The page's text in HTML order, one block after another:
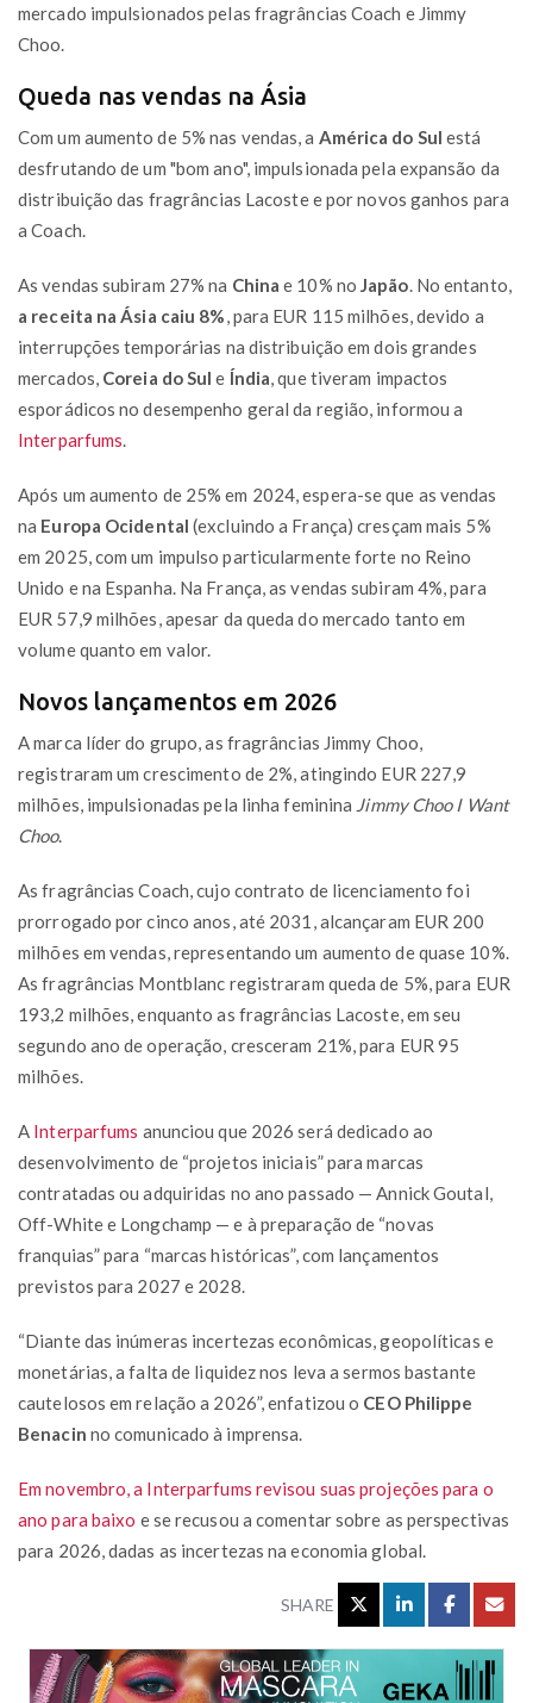
mercado impulsionados pelas fragrâncias Coach e Jimmy
Choo.
Queda nas vendas na Ásia
Com um aumento de 5% nas vendas, a América do Sul está
desfrutando de um "bom ano", impulsionada pela expansão da
distribuição das fragrâncias Lacoste e por novos ganhos para
a Coach.
As vendas subiram 27% na China e 10% no Japão . No entanto,
a receita na Ásia caiu 8% , para EUR 115 milhões, devido a
interrupções temporárias na distribuição em dois grandes
mercados, Coreia do Sul e Índia , que tiveram impactos
esporádicos no desempenho geral da região, informou a
Interparfums
Após um aumento de 25% em 2024, espera-se que as vendas
na Europa Ocidental(excluindo a França) cresçam mais 5%
em 2025, com um impulso particularmente forte no Reino
Unido e na Espanha. Na França, as vendas subiram 4%, para
EUR 57,9 milhões, apesar da queda do mercado tanto em
volume quanto em valor.
Novos lançamentos em 2026
A marca líder do grupo, as fragrâncias Jimmy Choo,
registraram um crescimento de 2%, atingindo EUR 227,9
milhões, impulsionadas pela linha feminina Jimmy Choo I Want
Choo.
As fragrâncias Coach, cujo contrato de licenciamento foi
prorrogado por cinco anos, até 2031, alcançaram EUR 200
milhões em vendas, representando um aumento de quase 10%.
As fragrâncias Montblanc registraram queda de 5%, para EUR
193,2 milhões, enquanto as fragrâncias Lacoste, em seu
segundo ano de operação, cresceram 21%, para EUR 95
milhões.
A Interparfums anunciou que 2026 será dedicado ao
desenvolvimento de “projetos iniciais” para marcas
contratadas ou adquiridas no ano passado — Annick Goutal,
Off-White e Longchamp — e à preparação de “novas
franquias” para “marcas históricas”, com lançamentos
previstos para 2027 e 2028.
“Diante das inúmeras incertezas econômicas, geopolíticas e
monetárias, a falta de liquidez nos leva a sermos bastante
cautelosos em relação a 2026”, enfatizou o CEO Philippe
Benacin no comunicado à imprensa.
Em novembro, a Interparfums revisou suas projeções para o
ano para baixo e se recusou a comentar sobre as perspectivas
para 2026, dadas as incertezas na economia global.
SHARE